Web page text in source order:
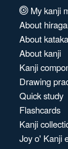
My kanji
About
About
About kanji
Kanji
Drawing
Quick study
Flashcards
Kanji
Joy o' Kanji